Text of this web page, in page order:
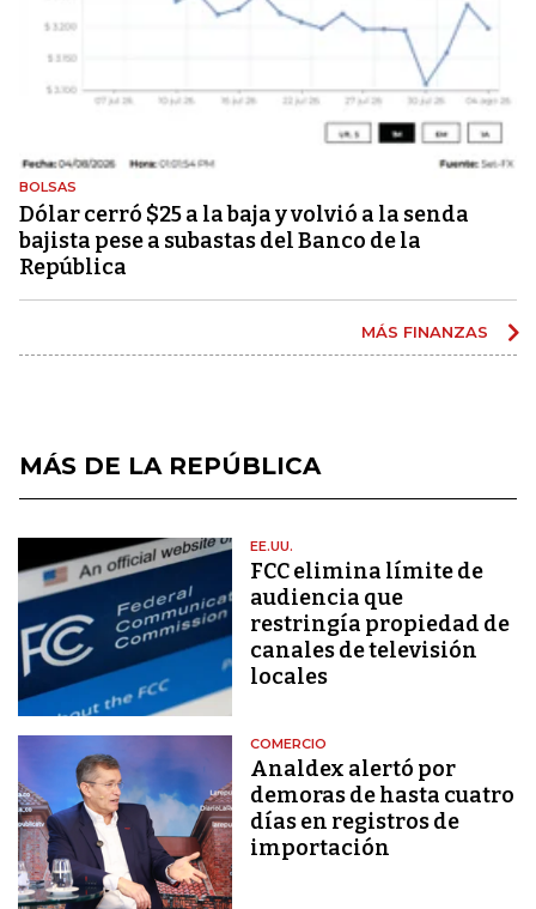
BOLSAS
Dólar cerró $25 a la baja y volvió a la senda
bajista pese a subastas del Banco de la
República
MÁS FINANZAS
MÁS DE LA REPÚBLICA
EE.UU.
FCC elimina límite de
audiencia que
restringía propiedad de
canales de televisión
locales
COMERCIO
Analdex alertó por
demoras de hasta cuatro
días en registros de
importación